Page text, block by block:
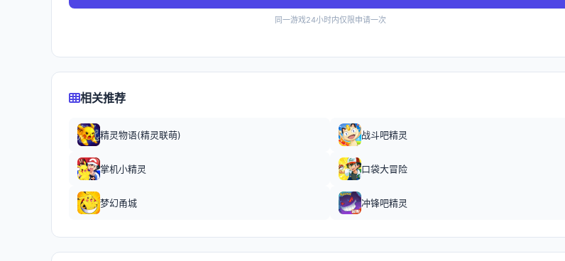
同一游戏24小时内仅限申请一次
相关推荐
精灵物语(精灵联萌) 战斗吧精灵
掌机小精灵 口袋大冒险
梦幻甬城 冲锋吧精灵